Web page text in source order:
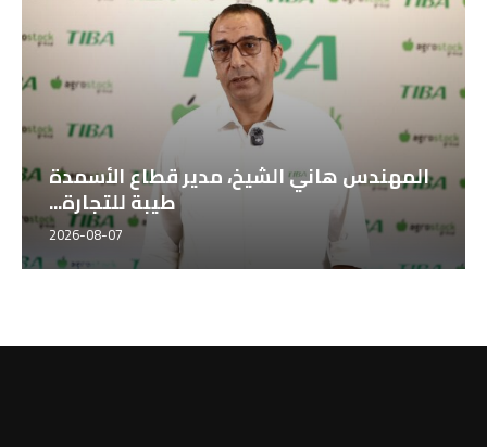
خوان جارسه ، مدير التصدير بشركة
أجروستوك الإسبانية...
2026-08-07